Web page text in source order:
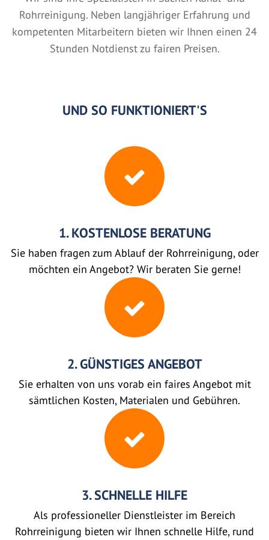
Rohrreinigung. Neben langjähriger Erfahrung und
kompetenten Mitarbeitern bieten wir Ihnen einen 24
Stunden Notdienst zu fairen Preisen.
UND SO FUNKTIONIERT'S
1. KOSTENLOSE BERATUNG
Sie haben fragen zum Ablauf der Rohrreinigung, oder
möchten ein Angebot? Wir beraten Sie gerne!
2. GÜNSTIGES ANGEBOT
Sie erhalten von uns vorab ein faires Angebot mit
sämtlichen Kosten, Materialen und Gebühren.
3. SCHNELLE HILFE
Als professioneller Dienstleister im Bereich
Rohrreinigung bieten wir Ihnen schnelle Hilfe, rund